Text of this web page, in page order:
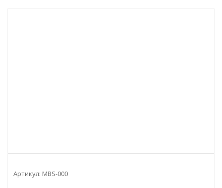
Артикул: MBS-000